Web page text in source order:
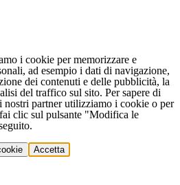
i cookie per memorizzare e
ad esempio i dati di navigazione,
dei contenuti e delle pubblicità, la
del traffico sul sito. Per sapere di
partner utilizziamo i cookie o per
clic sul pulsante "Modifica le
Accetta